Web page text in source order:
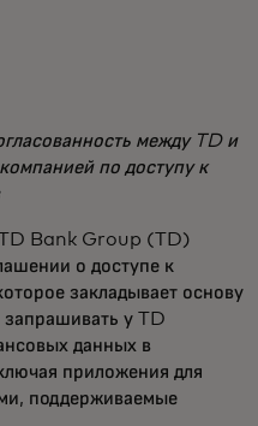
между TD и
по доступу к
TD Bank Group (TD)
о доступе к
закладывает основу
запрашивать у TD
данных в
приложения для
поддерживаемые